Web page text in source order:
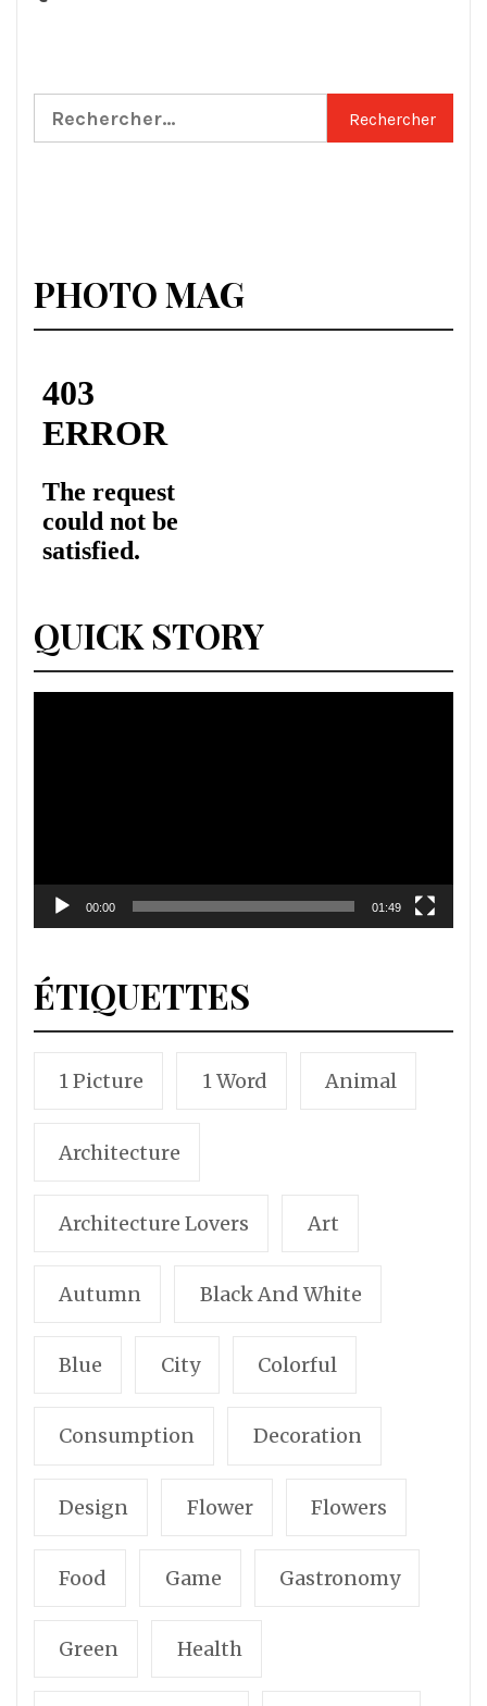
Rechercher :
PHOTO MAG
QUICK STORY
00:00 01:49
ÉTIQUETTES
1 Picture 1 Word Animal
Architecture
Architecture Lovers Art
Autumn Black And White
Blue City Colorful
Consumption Decoration
Design Flower Flowers
Food Game Gastronomy
Green Health